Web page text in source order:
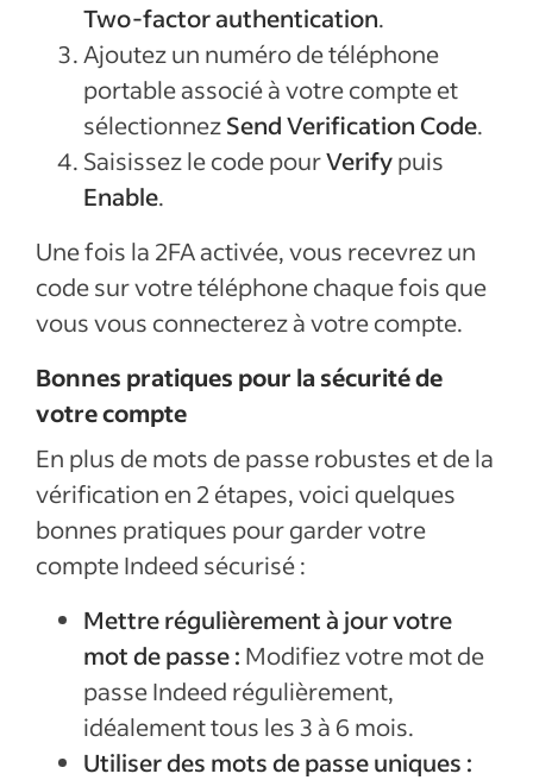
Two-factor authentication.
Ajoutez un numéro de téléphone
portable associé à votre compte et
sélectionnezSend Verification Code.
Saisissez le code pourVerifypuis
Enable.
Une fois la 2FA activée, vous recevrez un
code sur votre téléphone chaque fois que
vous vous connecterez à votre compte.
Bonnes pratiques pour la sécurité de
votre compte
En plus de mots de passe robustes et de la
vérification en 2 étapes, voici quelques
bonnes pratiques pour garder votre
compte Indeed sécurisé :
Mettre régulièrement à jour votre
mot de passe : Modifiez votre mot de
passe Indeed régulièrement,
idéalement tous les 3 à 6 mois.
Utiliser des mots de passe uniques :